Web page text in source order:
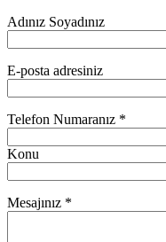
Adınız Soyadınız
E-posta adresiniz
Telefon Numaranız *
Konu
Mesajınız *